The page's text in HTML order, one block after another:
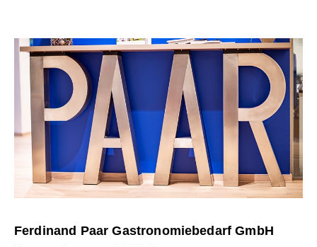
Ferdinand Paar Gastronomiebedarf GmbH